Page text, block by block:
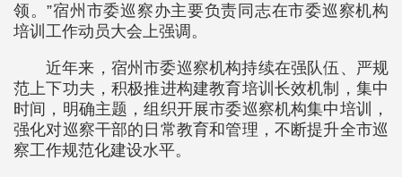
领。”宿州市委巡察办主要负责同志在市委巡察机构
培训工作动员大会上强调。
近年来，宿州市委巡察机构持续在强队伍、严规
范上下功夫，积极推进构建教育培训长效机制，集中
时间，明确主题，组织开展市委巡察机构集中培训，
强化对巡察干部的日常教育和管理，不断提升全市巡
察工作规范化建设水平。